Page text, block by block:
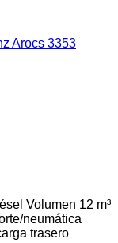
Arocs 3353
Volumen 12 m³
neumática
trasero